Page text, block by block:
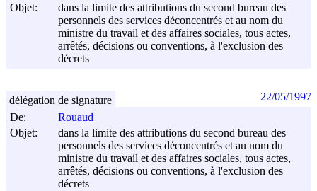
Objet:
dans la limite des attributions du second bureau des
personnels des services déconcentrés et au nom du
ministre du travail et des affaires sociales, tous actes,
arrêtés, décisions ou conventions, à l'exclusion des
décrets
De:
Rouaud
Objet:
dans la limite des attributions du second bureau des
personnels des services déconcentrés et au nom du
ministre du travail et des affaires sociales, tous actes,
arrêtés, décisions ou conventions, à l'exclusion des
décrets
délégation de signature 22/05/1997